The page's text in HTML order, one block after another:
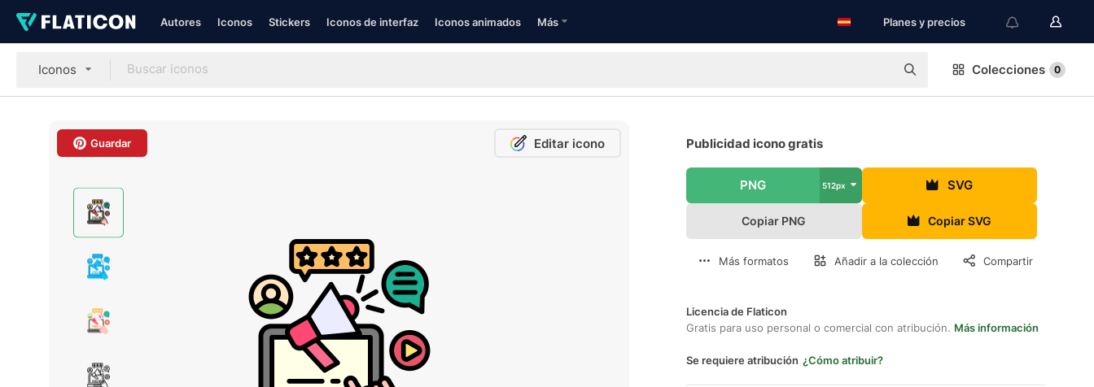
Autores Iconos Stickers Iconos de interfaz Iconos animados Más Planes y precios
Iconos Colecciones 0
Guardar Editar icono Publicidad icono gratis
PNG 512px SVG
Copiar PNG Copiar SVG
Más formatos Añadir a la colección Compartir
Licencia de Flaticon
Gratis para uso personal o comercial con atribución. Más información
Se requiere atribución ¿Cómo atribuir?